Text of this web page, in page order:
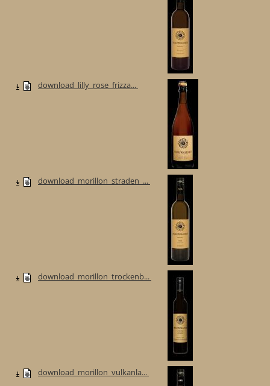
download_lilly_rose_frizza...
download_morillon_straden_...
download_morillon_trockenb...
download_morillon_vulkanla...